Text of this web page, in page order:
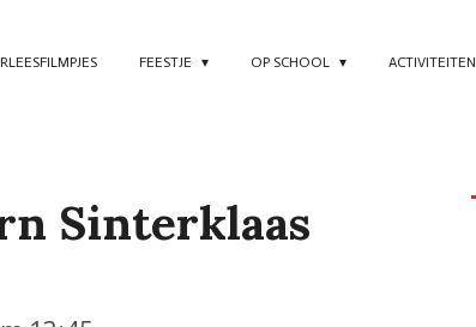
FEESTJE OP SCHOOL ACTIVITEITEN
Sinterklaas